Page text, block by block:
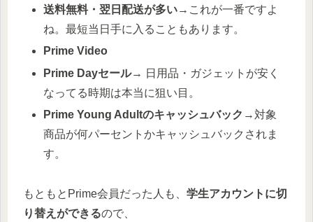
送料無料・翌日配送が多い→これが一番ですよ
ね。最短当日手に入ることもあります。
Prime Video
Prime Dayセール→ 日用品・ガジェットが安く
なってる時期は本当に狙い目。
Prime Young Adultのキャッシュバック →対象
商品が何パーセントかキャッシュバックされま
す。
もともとPrime会員だった人も、 学生アカウントに切
り替えができるので、